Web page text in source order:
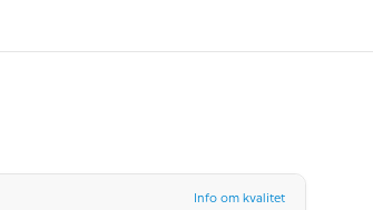
Info om kvalitet